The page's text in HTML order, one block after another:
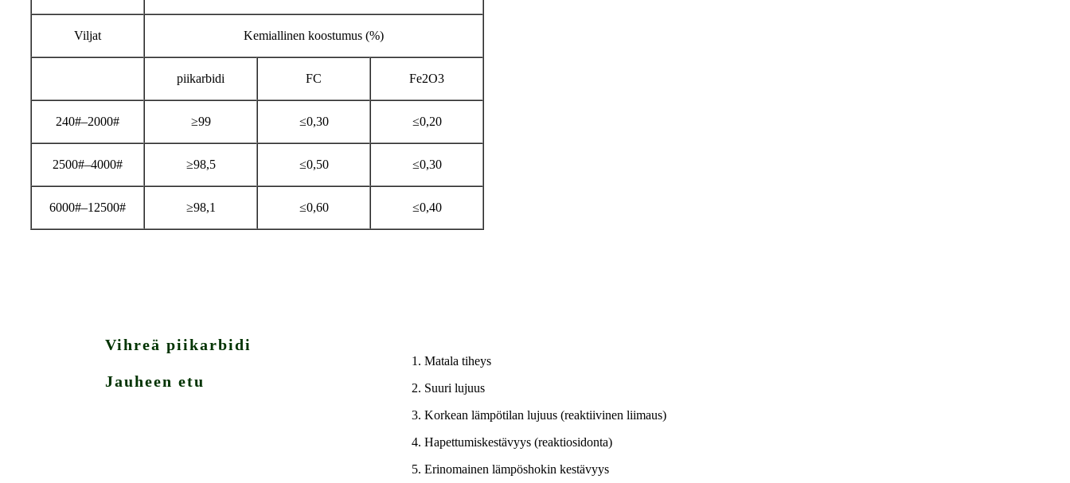
Viljat Kemiallinen koostumus (%)
piikarbidi FC Fe2O3
240#–2000# ≥99 ≤0,30 ≤0,20
2500#–4000# ≥98,5 ≤0,50 ≤0,30
6000#–12500# ≥98,1 ≤0,60 ≤0,40
Vihreä piikarbidi
Jauheen etu
1. Matala tiheys
2. Suuri lujuus
3. Korkean lämpötilan lujuus (reaktiivinen liimaus)
4. Hapettumiskestävyys (reaktiosidonta)
5. Erinomainen lämpöshokin kestävyys